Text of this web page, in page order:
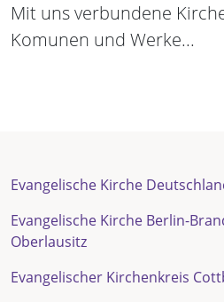
Mit uns verbundene
Komunen und Werke...
Evangelische Kirche
Evangelische Kirche Berlin-
Oberlausitz
Evangelischer Kirchenkreis